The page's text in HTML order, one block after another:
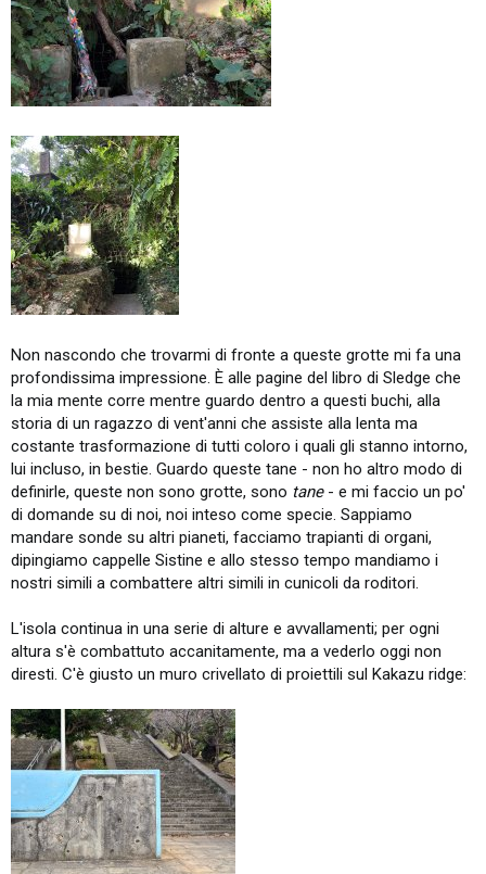
Non nascondo che trovarmi di fronte a queste grotte mi fa una
profondissima impressione. È alle pagine del libro di Sledge che
la mia mente corre mentre guardo dentro a questi buchi, alla
storia di un ragazzo di vent'anni che assiste alla lenta ma
costante trasformazione di tutti coloro i quali gli stanno intorno,
lui incluso, in bestie. Guardo queste tane - non ho altro modo di
definirle, queste non sono grotte, sono tane- e mi faccio un po'
di domande su di noi, noi inteso come specie. Sappiamo
mandare sonde su altri pianeti, facciamo trapianti di organi,
dipingiamo cappelle Sistine e allo stesso tempo mandiamo i
nostri simili a combattere altri simili in cunicoli da roditori.
L'isola continua in una serie di alture e avvallamenti; per ogni
altura s'è combattuto accanitamente, ma a vederlo oggi non
diresti. C'è giusto un muro crivellato di proiettili sul Kakazu ridge: